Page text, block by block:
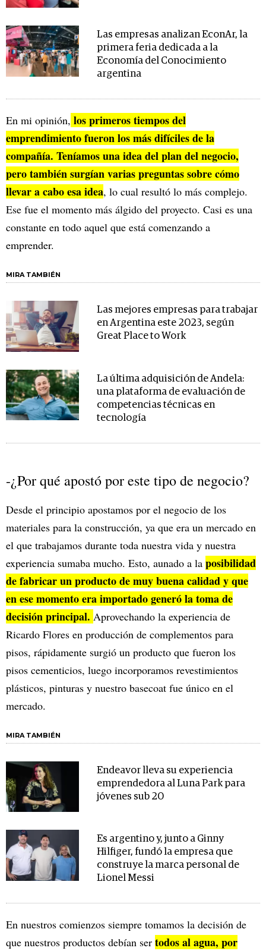
Las empresas analizan EconAr, la
primera feria dedicada a la
Economía del Conocimiento
argentina
En mi opinión, los primeros tiempos del
emprendimiento fueron los más difíciles de la
compañía. Teníamos una idea del plan del negocio,
pero también surgían varias preguntas sobre cómo
llevar a cabo esa idea, lo cual resultó lo más complejo.
Ese fue el momento más álgido del proyecto. Casi es una
constante en todo aquel que está comenzando a
emprender.
MIRA TAMBIÉN
Las mejores empresas para trabajar
en Argentina este 2023, según
Great Place to Work
La última adquisición de Andela:
una plataforma de evaluación de
competencias técnicas en
tecnología
-¿Por qué apostó por este tipo de negocio?
Desde el principio apostamos por el negocio de los
materiales para la construcción, ya que era un mercado en
el que trabajamos durante toda nuestra vida y nuestra
experiencia sumaba mucho. Esto, aunado a la posibilidad
de fabricar un producto de muy buena calidad y que
en ese momento era importado generó la toma de
decisión principal. Aprovechando la experiencia de
Ricardo Flores en producción de complementos para
pisos, rápidamente surgió un producto que fueron los
pisos cementicios, luego incorporamos revestimientos
plásticos, pinturas y nuestro basecoat fue único en el
mercado.
MIRA TAMBIÉN
Endeavor lleva su experiencia
emprendedora al Luna Park para
jóvenes sub 20
Es argentino y, junto a Ginny
Hilfiger, fundó la empresa que
construye la marca personal de
Lionel Messi
En nuestros comienzos siempre tomamos la decisión de
que nuestros productos debían ser todos al agua, por